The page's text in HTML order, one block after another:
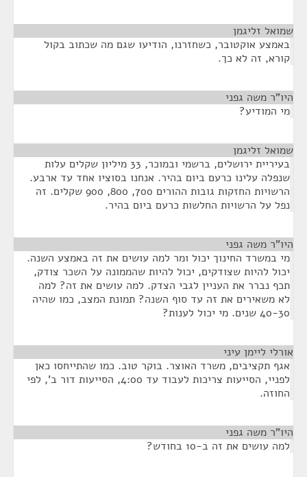
שמואל זליגמן
באמצע אוקטובר, כשחזרנו, הודיעו שגם מה שכתוב בקול
קורא, זה לא כך.
היו"ר משה גפני
מי המודיע?
שמואל זליגמן
בעיריית ירושלים, ברשמי ובמוכר, 33 מיליון שקלים עלות
שנפלה עלינו כרעם ביום בהיר. אנחנו בסוציו אחד עד ארבע.
הרשויות החזקות גובות ההורים 700, 800, 900 שקלים. זה
נפל על הרשויות החלשות כרעם ביום בהיר.
היו"ר משה גפני
מי במשרד החינוך יכול ומר למה עושים את זה באמצע השנה.
יכול להיות שצודקים, יכול להיות שהממונה על השכר צודק,
תכף נברר את העניין לגבי הצדק. למה עושים את זה? למה
לא משאירים את זה עד סוף השנה? תמונת המצב, כמו שהיה
40-30 שנים. מי יכול לענות?
אורלי ליימן עיני
אגף תקציבים, משרד האוצר. בוקר טוב. כמו שהתייחסו כאן
לפניי, הסייעות צריכות לעבוד עד 4:00, הסייעות דור ב', לפי
החוזה.
היו"ר משה גפני
למה עושים את זה ב-10 בחודש?